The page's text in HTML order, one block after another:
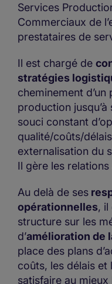
Services
Commerciaux de
prestataires de
Il est chargé de
stratégies
cheminement
production
souci constant
qualité/coûts/
externalisation du
Il gère les
Au delà de ses
opérationnelles, il
structure sur les
d’amélioration de
place des plans
coûts, les délais
satisfaire au